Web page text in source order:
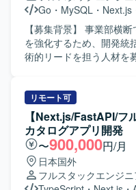
や AppRouter などのモダ
発も行っていただく可能
を通じて技術提案を行い
善をリードしていただける方
ンの魅力】 フロントエ
域に関わりながら、アー
用改善まで含めた一気通
【開発環境】 フロント
ックエンドではAPI設計
基盤にはAWS、GCP、
TerraformやCDKなどの
す。 また、CMSの導入
っております。
Go ・ MySQL ・ Next.js
【募集背景】 事業部横
を強化するため、開発統
術的リードを担う人材を募集してい
だきます。CTOやVPoE
様々なプロダクトの技
す。事業計画フェーズか
業の立ち上げを支援し、
課題の解決を通じて各事
プリケーション両面から
リスク軽減を図るほか、
リモート可
【Next.js/FastAPI/
カタログアプリ開発
〜900,000円/月
日本国外
フルスタックエンジニ